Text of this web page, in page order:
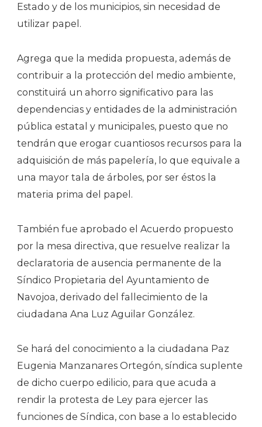
Estado y de los municipios, sin necesidad de
utilizar papel.
Agrega que la medida propuesta, además de
contribuir a la protección del medio ambiente,
constituirá un ahorro significativo para las
dependencias y entidades de la administración
pública estatal y municipales, puesto que no
tendrán que erogar cuantiosos recursos para la
adquisición de más papelería, lo que equivale a
una mayor tala de árboles, por ser éstos la
materia prima del papel.
También fue aprobado el Acuerdo propuesto
por la mesa directiva, que resuelve realizar la
declaratoria de ausencia permanente de la
Síndico Propietaria del Ayuntamiento de
Navojoa, derivado del fallecimiento de la
ciudadana Ana Luz Aguilar González.
Se hará del conocimiento a la ciudadana Paz
Eugenia Manzanares Ortegón, síndica suplente
de dicho cuerpo edilicio, para que acuda a
rendir la protesta de Ley para ejercer las
funciones de Síndica, con base a lo establecido